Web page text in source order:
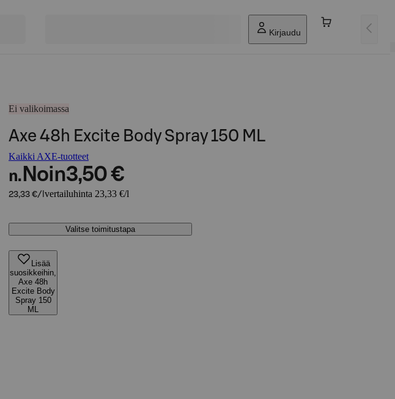
Kirjaudu
Ei valikoimassa
Axe 48h Excite Body Spray 150 ML
Kaikki AXE-tuotteet
n. Noin3,50 €
23,33 €/l vertailuhinta 23,33 €/l
Valitse toimitustapa
Lisää
suosikkeihin,
Axe 48h
Excite Body
Spray 150
ML